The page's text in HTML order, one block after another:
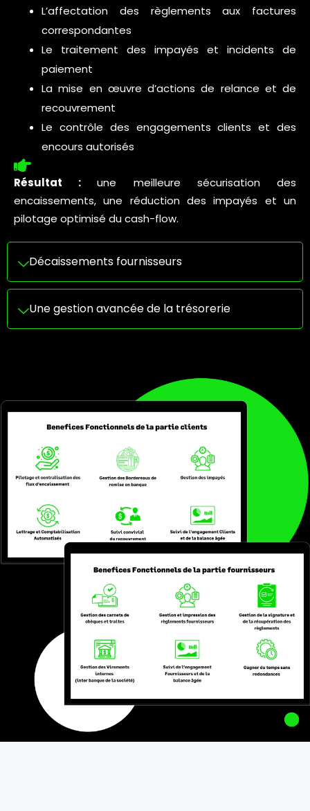
L’affectation des règlements aux factures
correspondantes
Le traitement des impayés et incidents de
paiement
La mise en œuvre d’actions de relance et de
recouvrement
Le contrôle des engagements clients et des
encours autorisés
Résultat :une meilleure sécurisation des
encaissements, une réduction des impayés et un
pilotage optimisé du cash-flow.
Décaissements fournisseurs
Une gestion avancée de la trésorerie